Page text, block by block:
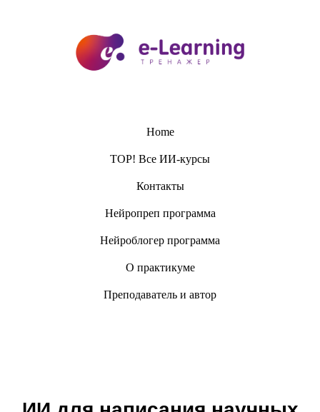
Home
TOP! Все ИИ-курсы
Контакты
Нейропреп программа
Нейроблогер программа
О практикуме
Преподаватель и автор